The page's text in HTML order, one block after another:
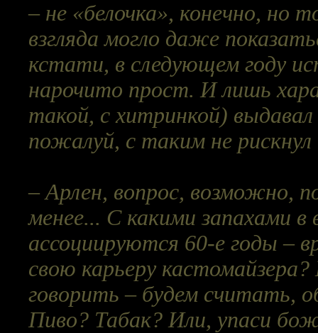
– не «белочка», конечно, но
взгляда могло даже
кстати, в следующем году
нарочито прост. И лишь
такой, с хитринкой)
пожалуй, с таким не
–Арлен, вопрос, возможно,
менее... С какими запахами в
ассоциируются 60-е годы –
свою карьеру
говорить – будем считать,
Пиво? Табак? Или, упаси